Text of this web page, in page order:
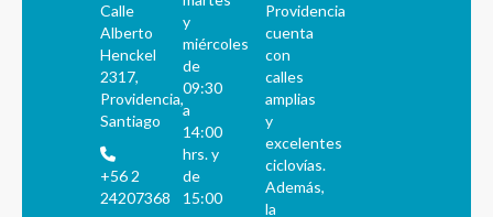
Calle
Alberto
Henckel
2317,
Providencia,
Santiago
+56 2
24207368
y
miércoles
de
09:30
a
14:00
hrs. y
de
15:00
Providencia
cuenta
con
calles
amplias
y
excelentes
ciclovías.
Además,
la